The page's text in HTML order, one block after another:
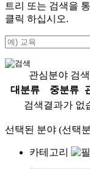
트리 또는 검색을
클릭 하십시오.
관심분야 검
대분류
중분류
검색결과가 없
선택된 분야 (선택
카테고리